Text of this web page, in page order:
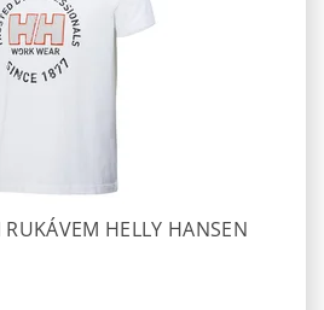
HELLY HANSEN